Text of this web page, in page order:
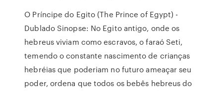
O Príncipe do Egito (The Prince of Egypt) -
Dublado Sinopse: No Egito antigo, onde os
hebreus viviam como escravos, o faraó Seti,
temendo o constante nascimento de crianças
hebréias que poderiam no futuro ameaçar seu
poder, ordena que todos os bebês hebreus do